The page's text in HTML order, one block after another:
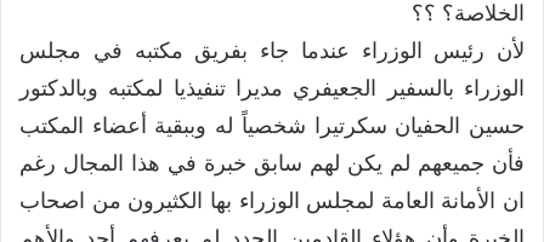
الخلاصة؟ ؟؟
لأن رئيس الوزراء عندما جاء بفريق مكتبه في مجلس
الوزراء بالسفير الجعيفري مديرا تنفيذيا لمكتبه وبالدكتور
حسين الحفيان سكرتيرا شخصياً له وببقية أعضاء المكتب
فأن جميعهم لم يكن لهم سابق خبرة في هذا المجال رغم
ان الأمانة العامة لمجلس الوزراء بها الكثيرون من اصحاب